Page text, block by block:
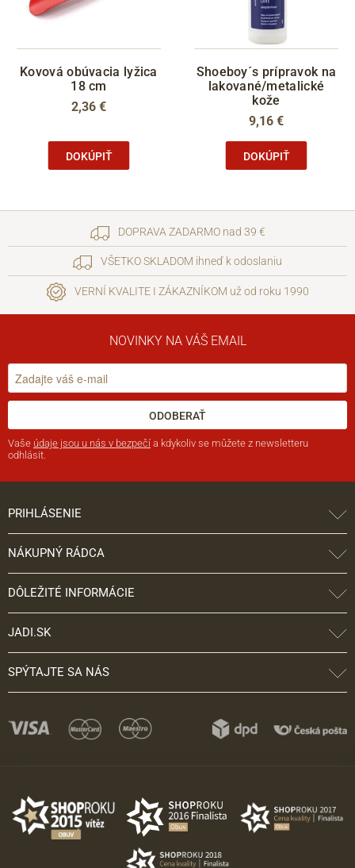
Kovová obúvacia lyžica
18 cm
2,36 €
DOKÚPIŤ
Shoeboy´s prípravok na
lakované/metalické
kože
9,16 €
DOKÚPIŤ
DOPRAVA ZADARMO nad 39 €
VŠETKO SKLADOM ihneď k odoslaniu
VERNÍ KVALITE I ZÁKAZNÍKOM už od roku 1990
NOVINKY NA VÁŠ EMAIL
ODOBERAŤ
Vaše údaje jsou u nás v bezpečí a kdykoliv se můžete z newsletteru
odhlásit.
PRIHLÁSENIE
NÁKUPNÝ RÁDCA
DÔLEŽITÉ INFORMÁCIE
JADI.SK
SPÝTAJTE SA NÁS